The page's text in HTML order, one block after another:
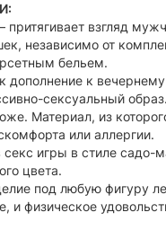
притягивает взгляд
независимо от
бельем.
дополнение к
сексуальный образ.
Материал, из
или аллергии.
игры в стиле садо-
цвета.
под любую фигуру
и физическое